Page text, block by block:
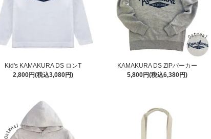
Kid's KAMAKURA DS ロンT
2,800円(税込3,080円)
KAMAKURA DS ZIPパーカー
5,800円(税込6,380円)